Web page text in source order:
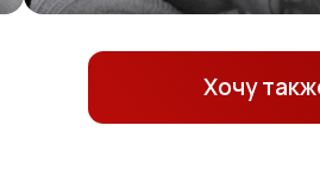
Хочу